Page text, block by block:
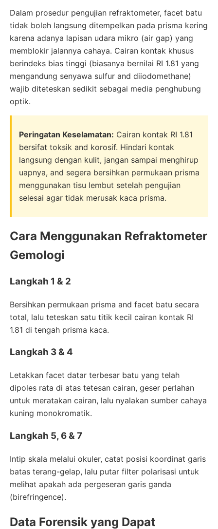
Dalam prosedur pengujian refraktometer, facet batu
tidak boleh langsung ditempelkan pada prisma kering
karena adanya lapisan udara mikro (air gap) yang
memblokir jalannya cahaya. Cairan kontak khusus
berindeks bias tinggi (biasanya bernilai RI 1.81 yang
mengandung senyawa sulfur and diiodomethane)
wajib diteteskan sedikit sebagai media penghubung
optik.
Peringatan Keselamatan: Cairan kontak RI 1.81
bersifat toksik and korosif. Hindari kontak
langsung dengan kulit, jangan sampai menghirup
uapnya, and segera bersihkan permukaan prisma
menggunakan tisu lembut setelah pengujian
selesai agar tidak merusak kaca prisma.
Cara Menggunakan Refraktometer
Gemologi
Langkah 1 & 2
Bersihkan permukaan prisma and facet batu secara
total, lalu teteskan satu titik kecil cairan kontak RI
1.81 di tengah prisma kaca.
Langkah 3 & 4
Letakkan facet datar terbesar batu yang telah
dipoles rata di atas tetesan cairan, geser perlahan
untuk meratakan cairan, lalu nyalakan sumber cahaya
kuning monokromatik.
Langkah 5, 6 & 7
Intip skala melalui okuler, catat posisi koordinat garis
batas terang-gelap, lalu putar filter polarisasi untuk
melihat apakah ada pergeseran garis ganda
(birefringence).
Data Forensik yang Dapat